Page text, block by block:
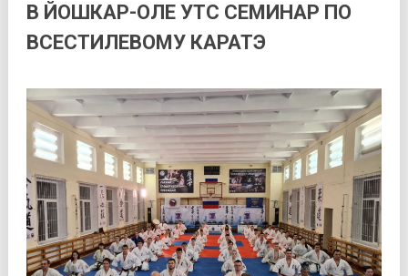
В ЙОШКАР-ОЛЕ УТС СЕМИНАР ПО
ВСЕСТИЛЕВОМУ КАРАТЭ